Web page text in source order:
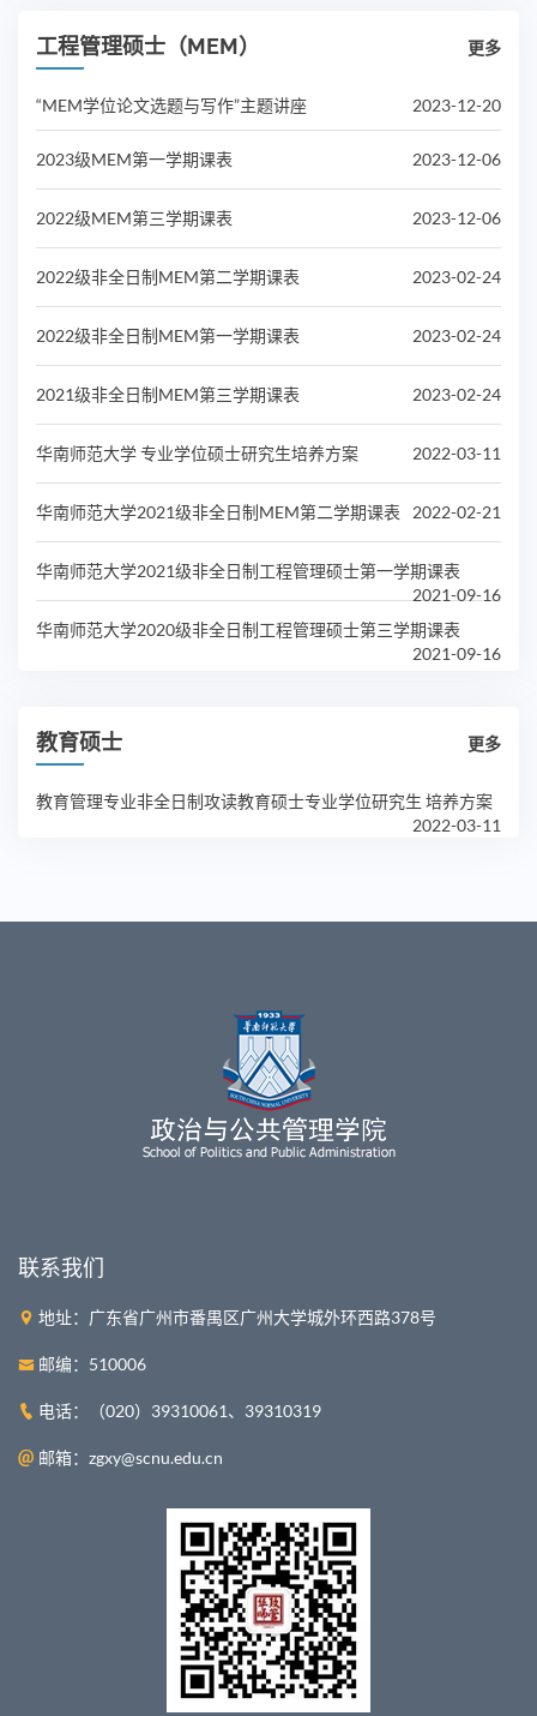
工程管理硕士（MEM） 更多
“MEM学位论文选题与写作”主题讲座 2023-12-20
2023级MEM第一学期课表 2023-12-06
2022级MEM第三学期课表 2023-12-06
2022级非全日制MEM第二学期课表 2023-02-24
2022级非全日制MEM第一学期课表 2023-02-24
2021级非全日制MEM第三学期课表 2023-02-24
华南师范大学 专业学位硕士研究生培养方案 2022-03-11
华南师范大学2021级非全日制MEM第二学期课表 2022-02-21
华南师范大学2021级非全日制工程管理硕士第一学期课表
2021-09-16
华南师范大学2020级非全日制工程管理硕士第三学期课表
2021-09-16
教育硕士 更多
教育管理专业非全日制攻读教育硕士专业学位研究生 培养方案
2022-03-11
联系我们
地址：广东省广州市番禺区广州大学城外环西路378号
邮编：510006
电话：（020）39310061、39310319
邮箱：zgxy@scnu.edu.cn